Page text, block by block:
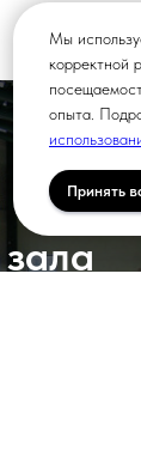
Мы
корректной
опыта.
Принять